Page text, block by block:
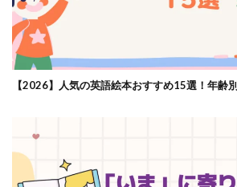
【2026】人気の英語絵本おすすめ15選！年齢